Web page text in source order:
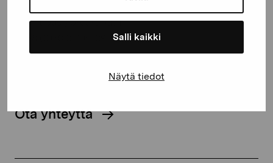
Salli kaikki
Näytä tiedot
proartibus@proartibus.fi
Ota yhteyttä